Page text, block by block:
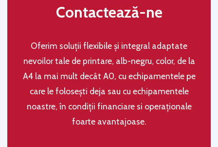
Contactează-ne
Oferim soluţii flexibile şi integral adaptate
nevoilor tale de printare, alb-negru, color, de la
A4 la mai mult decât A0, cu echipamentele pe
care le folosești deja sau cu echipamentele
noastre, în condiţii financiare si operaţionale
foarte avantajoase.